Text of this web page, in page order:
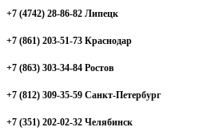
+7 (4742) 28-86-82 Липецк
+7 (861) 203-51-73 Краснодар
+7 (863) 303-34-84 Ростов
+7 (812) 309-35-59 Санкт-Петербург
+7 (351) 202-02-32 Челябинск